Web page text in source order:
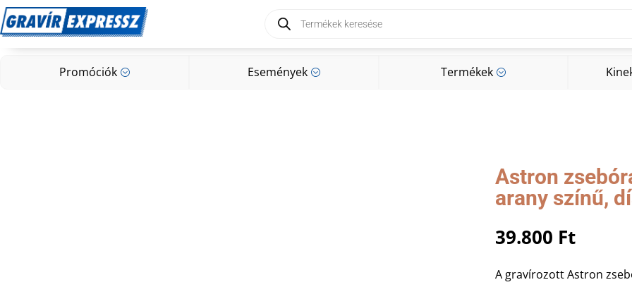
search
Promóciók ; Események ; Termékek ;
Promóciók; Események
Astron
arany színű,
39.800 Ft
A gravírozott Astron